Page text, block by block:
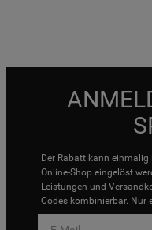
Der Rabatt kann
Online-Shop eingelöst
Leistungen und
Codes kombinierbar. Nur